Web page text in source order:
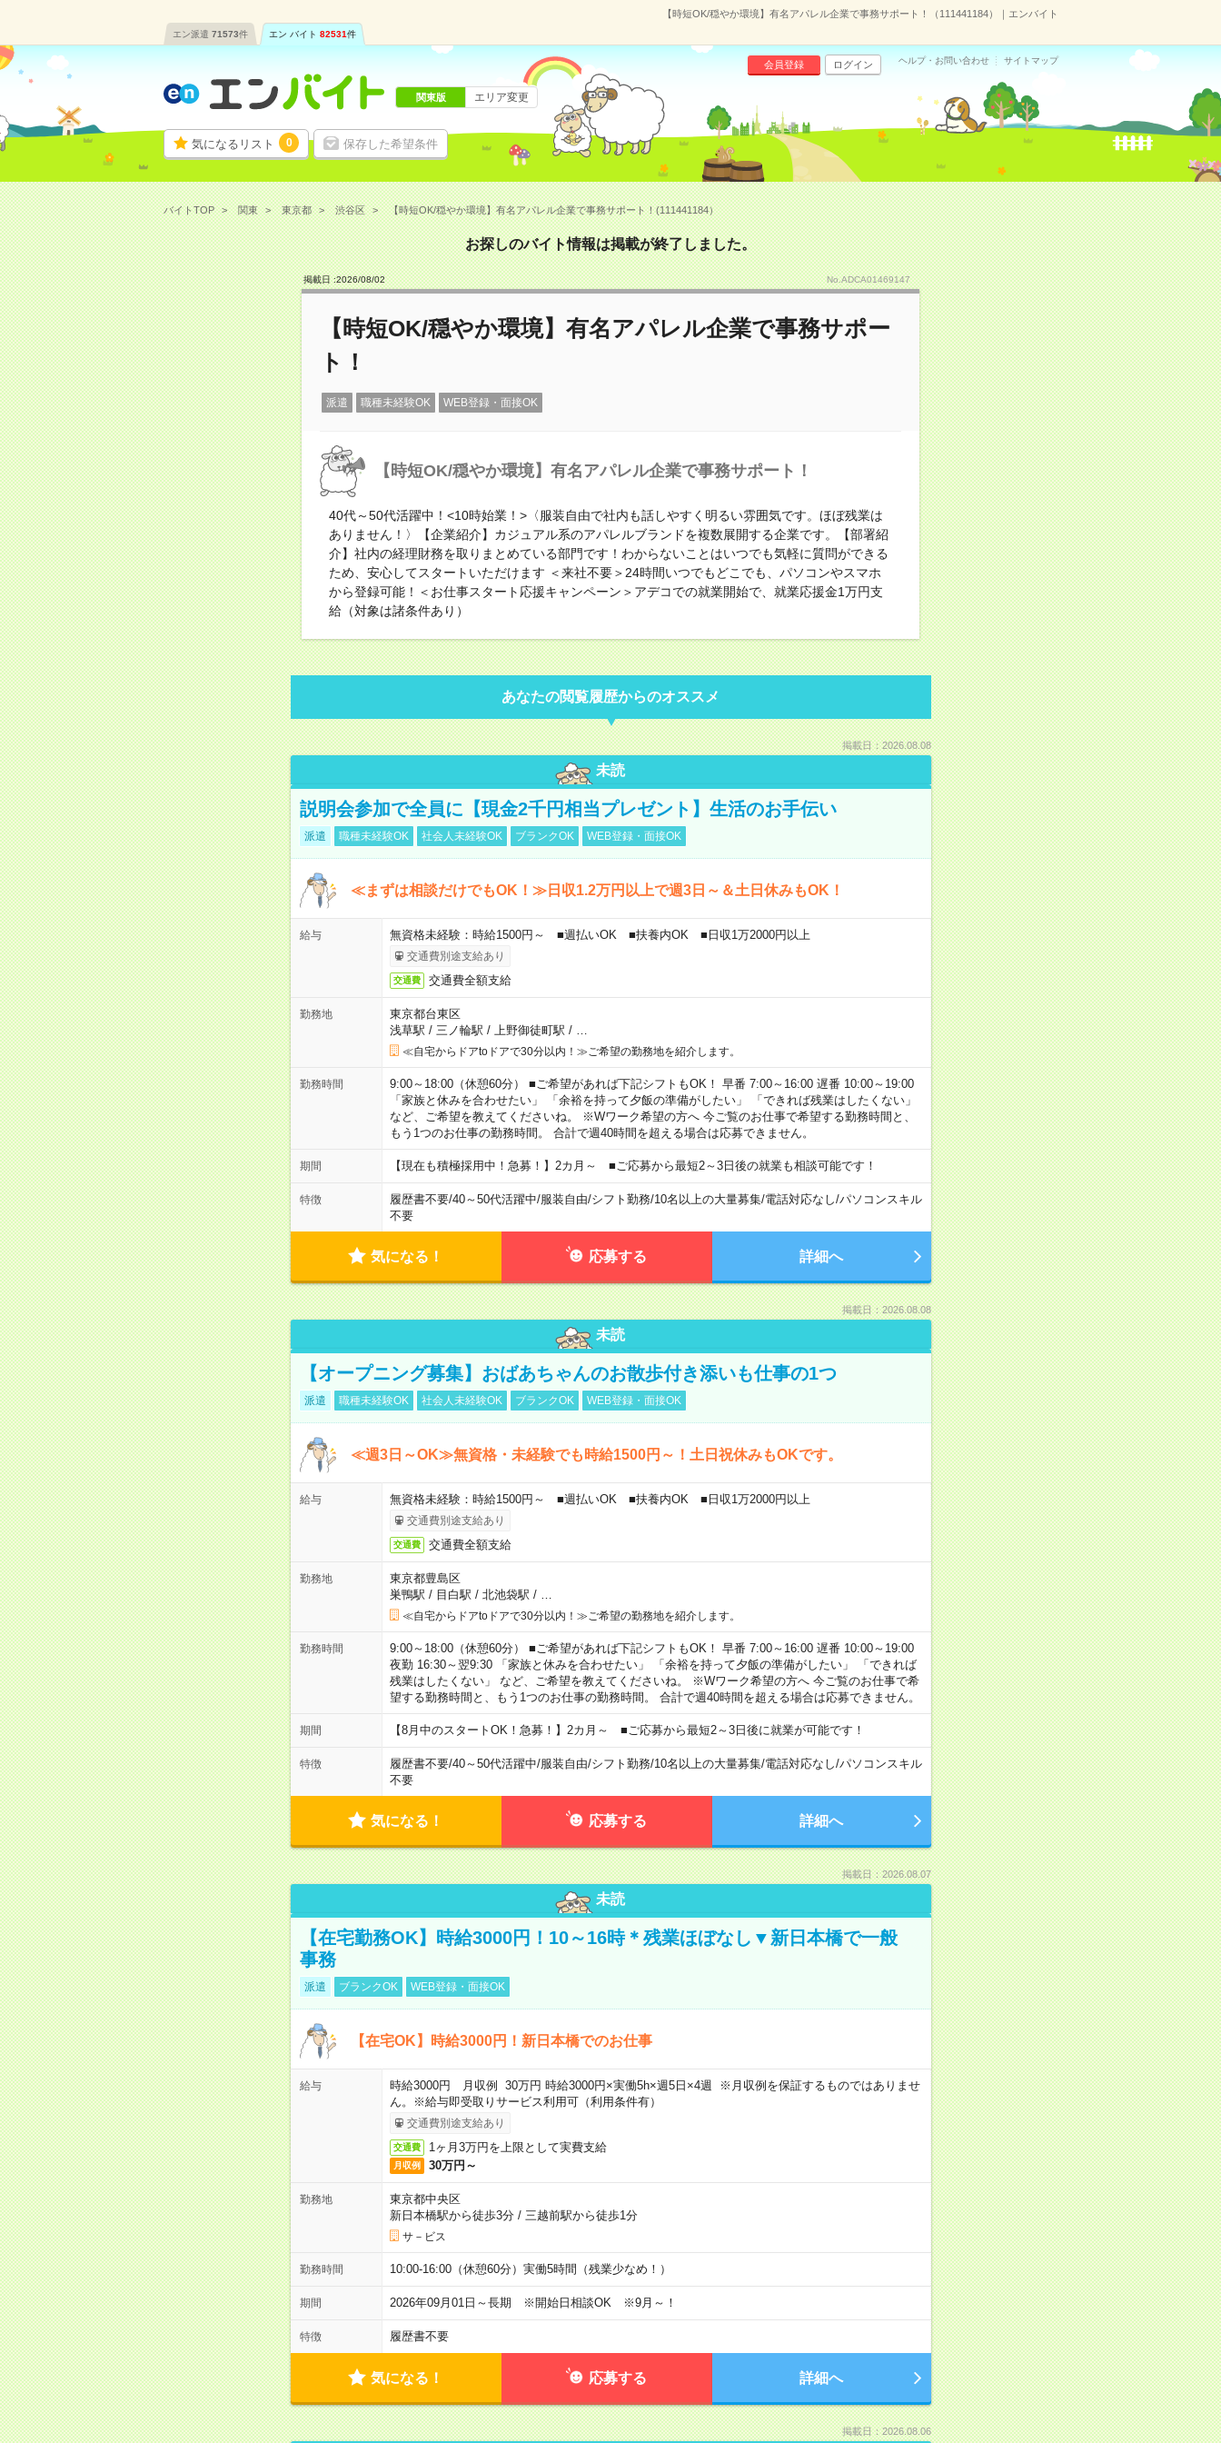
【時短OK/穏やか環境】有名アパレル企業で事務サポート！（111441184）｜エンバイト
エン派遣 71573件 エン バイト 82531件
気になるリスト 0 保存した希望条件
会員登録 ログイン ヘルプ・お問い合わせ サイトマップ
関東版 エリア変更
バイトTOP 関東 東京都 渋谷区 【時短OK/穏やか環境】有名アパレル企業で事務サポート！(111441184）
お探しのバイト情報は掲載が終了しました。
掲載日 :2026/08/02 No.ADCA01469147
【時短OK/穏やか環境】有名アパレル企業で事務サポー
ト！
派遣 職種未経験OK WEB登録・面接OK
【時短OK/穏やか環境】有名アパレル企業で事務サポート！
40代～50代活躍中！<10時始業！>〈服装自由で社内も話しやすく明るい雰囲気です。ほぼ残業は
ありません！〉【企業紹介】カジュアル系のアパレルブランドを複数展開する企業です。【部署紹
介】社内の経理財務を取りまとめている部門です！わからないことはいつでも気軽に質問ができる
ため、安心してスタートいただけます ＜来社不要＞24時間いつでもどこでも、パソコンやスマホ
から登録可能！＜お仕事スタート応援キャンペーン＞アデコでの就業開始で、就業応援金1万円支
給（対象は諸条件あり）
あなたの閲覧履歴からのオススメ
掲載日：2026.08.08
未読
説明会参加で全員に【現金2千円相当プレゼント】生活のお手伝い
派遣 職種未経験OK 社会人未経験OK ブランクOK WEB登録・面接OK
≪まずは相談だけでもOK！≫日収1.2万円以上で週3日～＆土日休みもOK！
給与 無資格未経験：時給1500円～ ■週払いOK ■扶養内OK ■日収1万2000円以上
交通費別途支給あり
交通費 交通費全額支給
勤務地
東京都台東区
浅草駅 / 三ノ輪駅 / 上野御徒町駅 /
≪自宅からドアtoドアで30分以内！≫ご希望の勤務地を紹介します。
勤務時間
9:00～18:00（休憩60分） ■ご希望があれば下記シフトもOK！ 早番 7:00～16:00 遅番 10:00～19:00
「家族と休みを合わせたい」 「余裕を持って夕飯の準備がしたい」 「できれば残業はしたくない」
など、ご希望を教えてくださいね。 ※Wワーク希望の方へ 今ご覧のお仕事で希望する勤務時間と、
もう1つのお仕事の勤務時間。 合計で週40時間を超える場合は応募できません。
期間 【現在も積極採用中！急募！】2カ月～ ■ご応募から最短2～3日後の就業も相談可能です！
特徴 履歴書不要/40～50代活躍中/服装自由/シフト勤務/10名以上の大量募集/電話対応なし/パソコンスキル
不要
気になる！ 応募する 詳細へ
掲載日：2026.08.08
未読
【オープニング募集】おばあちゃんのお散歩付き添いも仕事の1つ
派遣 職種未経験OK 社会人未経験OK ブランクOK WEB登録・面接OK
≪週3日～OK≫無資格・未経験でも時給1500円～！土日祝休みもOKです。
給与 無資格未経験：時給1500円～ ■週払いOK ■扶養内OK ■日収1万2000円以上
交通費別途支給あり
交通費 交通費全額支給
勤務地
東京都豊島区
巣鴨駅 / 目白駅 / 北池袋駅 /
≪自宅からドアtoドアで30分以内！≫ご希望の勤務地を紹介します。
勤務時間
9:00～18:00（休憩60分） ■ご希望があれば下記シフトもOK！ 早番 7:00～16:00 遅番 10:00～19:00
夜勤 16:30～翌9:30 「家族と休みを合わせたい」 「余裕を持って夕飯の準備がしたい」 「できれば
残業はしたくない」 など、ご希望を教えてくださいね。 ※Wワーク希望の方へ 今ご覧のお仕事で希
望する勤務時間と、もう1つのお仕事の勤務時間。 合計で週40時間を超える場合は応募できません。
期間 【8月中のスタートOK！急募！】2カ月～ ■ご応募から最短2～3日後に就業が可能です！
特徴 履歴書不要/40～50代活躍中/服装自由/シフト勤務/10名以上の大量募集/電話対応なし/パソコンスキル
不要
気になる！ 応募する 詳細へ
掲載日：2026.08.07
未読
【在宅勤務OK】時給3000円！10～16時＊残業ほぼなし▼新日本橋で一般
事務
派遣 ブランクOK WEB登録・面接OK
【在宅OK】時給3000円！新日本橋でのお仕事
給与
時給3000円 月収例 30万円 時給3000円×実働5h×週5日×4週 ※月収例を保証するものではありませ
ん。※給与即受取りサービス利用可（利用条件有）
交通費別途支給あり
交通費 1ヶ月3万円を上限として実費支給
月収例 30万円～
勤務地
東京都中央区
新日本橋駅から徒歩3分/ 三越前駅から徒歩1分
サ－ビス
勤務時間 10:00-16:00（休憩60分）実働5時間（残業少なめ！）
期間 2026年09月01日～長期 ※開始日相談OK ※9月～！
特徴 履歴書不要
気になる！ 応募する 詳細へ
掲載日：2026.08.06